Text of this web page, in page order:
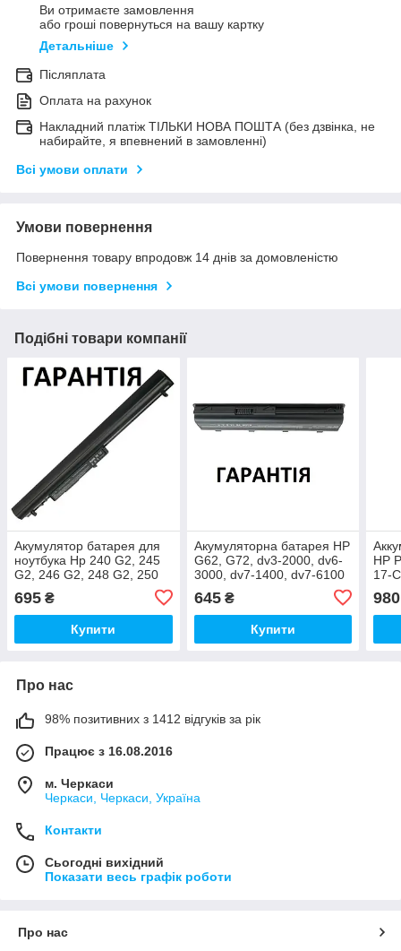
Ви отримаєте замовлення
або гроші повернуться на вашу картку
Детальніше
Післяплата
Оплата на рахунок
Накладний платіж ТІЛЬКИ НОВА ПОШТА (без дзвінка, не
набирайте, я впевнений в замовленні)
Всі умови оплати
Умови повернення
Повернення товару впродовж 14 днів за домовленістю
Всі умови повернення
Подібні товари компанії
Акумулятор батарея для
ноутбука Hp 240 G2, 245
G2, 246 G2, 248 G2, 250
695 ₴
Купити
Акумуляторна батарея HP
G62, G72, dv3-2000, dv6-
3000, dv7-1400, dv7-6100
645₴
Купити
HP
17-
980
Про нас
98% позитивних з 1412 відгуків за рік
Працює з 16.08.2016
м. Черкаси
Черкаси, Черкаси, Україна
Контакти
Сьогодні вихідний
Показати весь графік роботи
Про нас